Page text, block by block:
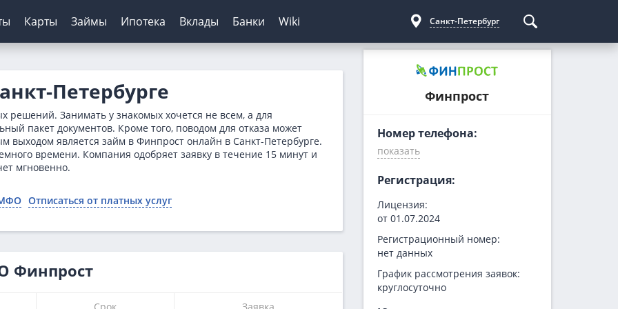
Архив ЦБ РФ
Курс доллара ЦБ
Курсы криптовалют
Курс биткоина
Банк
Без первого взноса
На авто с пробегом
Кредиты для бизнеса
Карты
С кэшбэком
Займы
зарплаты
Монеткин
До зарплаты
Погашение займов
Webbankir
Ипотека Вклады
Калькулятор вкладов
Банки Wiki Санкт-Петербург
Петербурге
Занимать у знакомых хочется не всем, а для
пакет документов. Кроме того, поводом для отказа может
выходом является займ в Финпрост онлайн в Санкт-Петербурге.
времени. Компания одобряет заявку в течение 15 минут и
мгновенно.
Отписаться от платных услуг
Финпрост
Финпрост
Номер телефона:
Регистрация:
Лицензия:
от 01.07.2024
Регистрационный номер:
нет данных
График рассмотрения заявок:
круглосуточно